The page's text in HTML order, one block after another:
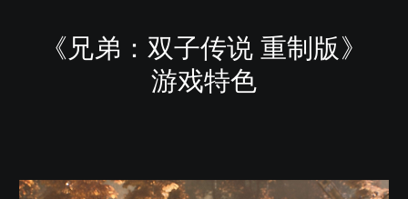
《兄弟：双子传说 重制版》
游戏特色